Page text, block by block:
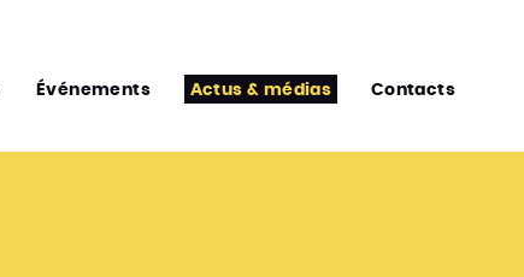
Événements Actus & médias Contacts